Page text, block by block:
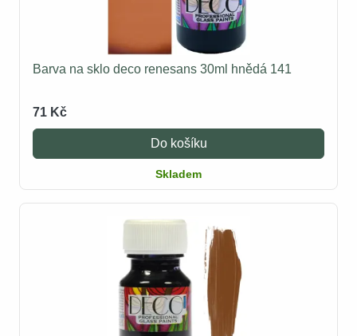
Barva na sklo deco renesans 30ml hnědá 141
71 Kč
Do košíku
Skladem